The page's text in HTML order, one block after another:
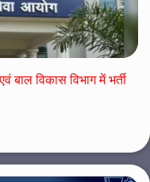
बाल विकास विभाग में भर्ती